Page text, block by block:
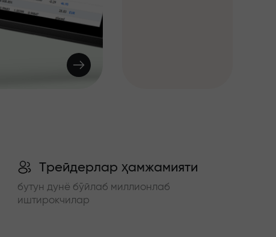
Трейдерлар ҳамжамияти
бутун дунё бўйлаб миллионлаб
иштирокчилар